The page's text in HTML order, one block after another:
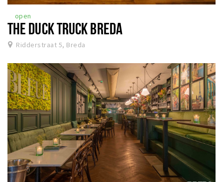
open
THE DUCK TRUCK BREDA
Ridderstraat 5, Breda